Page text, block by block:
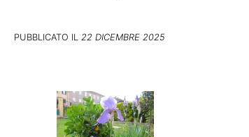
PUBBLICATO IL 22 DICEMBRE 2025